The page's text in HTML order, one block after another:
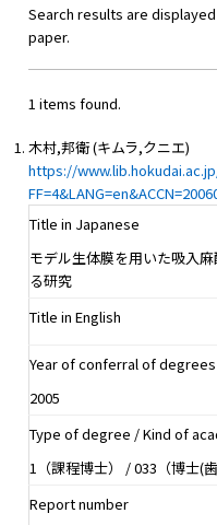
Search results are
paper.
1 items found.
木村,邦衛 (キムラ,クニエ)
https://
Title in Japanese
モデル生体膜を用いた吸入
る研究
Title in English
Year of conferral of degrees
2005
Type of degree / Kind of
1（課程博士） / 033（博士(歯
Report number